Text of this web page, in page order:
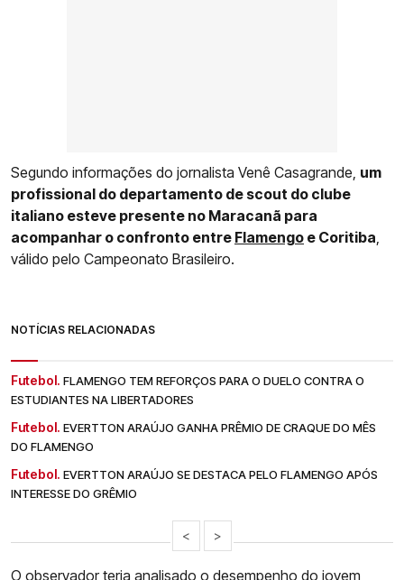
Segundo informações do jornalista Venê Casagrande, um
profissional do departamento de scout do clube
italiano esteve presente no Maracanã para
acompanhar o confronto entre Flamengo e Coritiba
válido pelo Campeonato Brasileiro.
NOTÍCIAS RELACIONADAS
Futebol. FLAMENGO TEM REFORÇOS PARA O DUELO CONTRA O
ESTUDIANTES NA LIBERTADORES
Futebol. EVERTTON ARAÚJO GANHA PRÊMIO DE CRAQUE DO MÊS
DO FLAMENGO
Futebol. EVERTTON ARAÚJO SE DESTACA PELO FLAMENGO APÓS
INTERESSE DO GRÊMIO
< >
O observador teria analisado o desempenho do jovem